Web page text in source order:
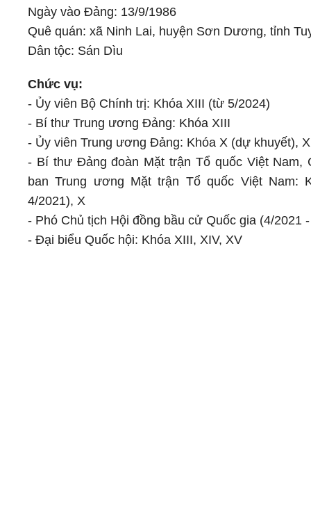
Ngày vào Đảng: 13/9/1986
Quê quán: xã Ninh Lai, huyện Sơn Dương, tỉnh
Dân tộc: Sán Dìu
Chức vụ:
- Ủy viên Bộ Chính trị: Khóa XIII (từ 5/2024)
- Bí thư Trung ương Đảng: Khóa XIII
- Ủy viên Trung ương Đảng: Khóa X (dự khuyết),
- Bí thư Đảng đoàn Mặt trận Tổ quốc Việt Nam,
ban Trung ương Mặt trận Tổ quốc Việt Nam:
4/2021), X
- Phó Chủ tịch Hội đồng bầu cử Quốc gia (4/2021
- Đại biểu Quốc hội: Khóa XIII, XIV, XV